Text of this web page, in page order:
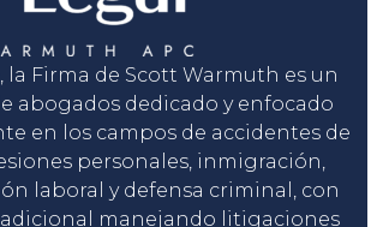
la Firma de Scott Warmuth es un
abogados dedicado y enfocado
en los campos de accidentes de
personales, inmigración,
laboral y defensa criminal, con
manejando litigaciones